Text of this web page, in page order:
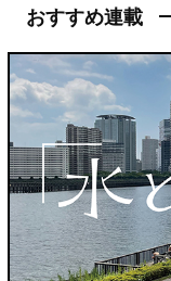
おすすめ連載